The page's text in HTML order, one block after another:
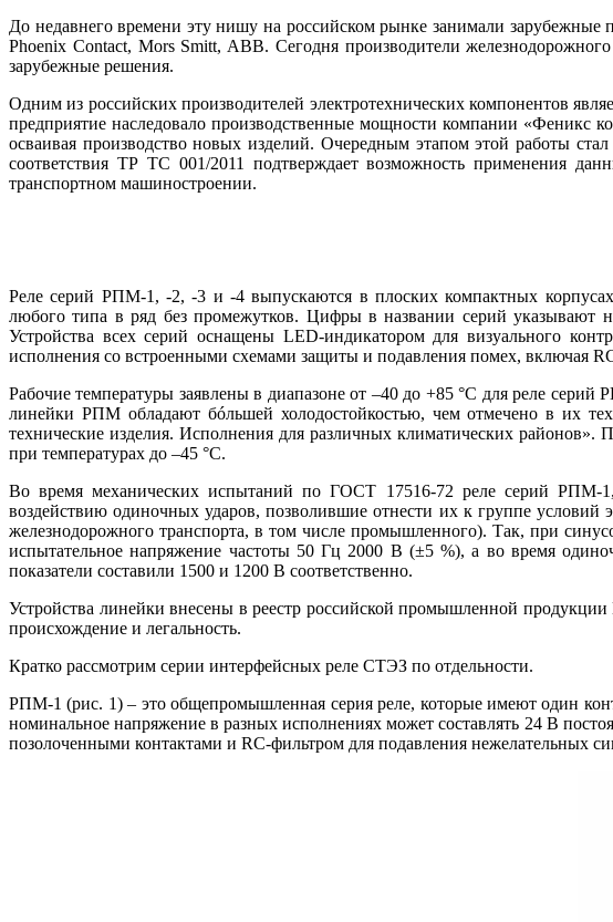
До недавнего времени эту ни­шу на российском рынке занимали зарубежные
Phoenix Contact, Mors Smitt, ABB. Сегодня производители
зарубежные решения.
Одним из российских производителей электротехнических компонентов
предприятие наследовало производственные мощности компании «Феникс
осваивая производство новых изделий. Очередным этапом этой работы
соответствия ТР ТС 001/2011 подтверждает возможность применения
транспортном машиностроении.
Реле серий РПМ‑1, -2, -3 и -4 выпускаются в плоских компактных
любого ти­па в ряд без промежутков. Цифры в названии серий
Устройства всех серий оснащены LED-индикатором для визуального
исполнения со встроенными схемами защиты и подавления помех, включая
Рабочие температуры заявлены в диапазоне от –40 до +85 °C для реле
линейки РПМ обладают бóльшей холодостойкостью, чем отмечено в их
технические изделия. Исполнения для различных климатических
при температурах до –45 °C.
Во время механических испытаний по ГОСТ 17516-72 ре­ле серий
воздействию одиночных ударов, позволившие отнести их к группе условий
железнодорожного транспорта, в том числе промышленного). Так, при
испытательное напряжение частоты 50 Гц 2000 В (±5 %), а во время
показатели составили 1500 и 1200 В соответственно.
Устройства линейки внесены в реестр российской промышленной
происхождение и легальность.
Кратко рассмотрим серии интерфейсных ре­ле CТЭЗ по отдельности.
РПМ‑1 (рис. 1) – это общепромышленная серия ре­ле, которые имеют один
номинальное напряжение в разных исполнениях может составлять 24 В
позолоченными контактами и RC-фильтром для подавления нежелательных